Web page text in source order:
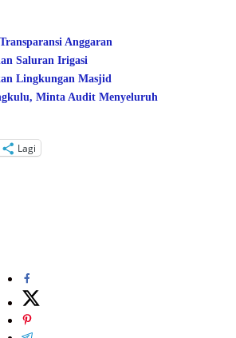
Anggaran
Saluran Irigasi
Lingkungan Masjid
Minta Audit Menyeluruh
Lagi